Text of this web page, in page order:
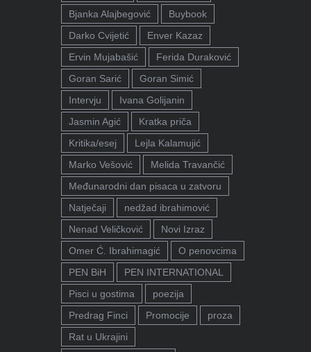
Bjanka Alajbegović
Buybook
Darko Cvijetić
Enver Kazaz
Ervin Mujabašić
Ferida Duraković
Goran Sarić
Goran Simić
Intervju
Ivana Golijanin
Jasmin Agić
Kratka priča
Kritika/esej
Lejla Kalamujić
Marko Vešović
Melida Travančić
Međunarodni dan pisaca u zatvoru
Natječaji
nedžad ibrahimović
Nenad Veličković
Novi Izraz
Omer Ć. Ibrahimagić
O penovcima
PEN BiH
PEN INTERNATIONAL
Pisci u gostima
poezija
Predrag Finci
Promocije
proza
Rat u Ukrajini